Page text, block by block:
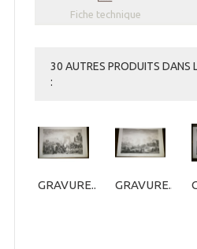
Fiche technique
30 AUTRES PRODUITS DANS
:
GRAVURE... GRAVURE...